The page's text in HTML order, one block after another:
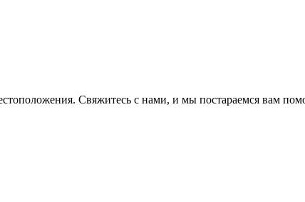
Свяжитесь с нами, и мы постараемся вам